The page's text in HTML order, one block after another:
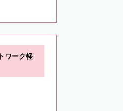
ワーク軽